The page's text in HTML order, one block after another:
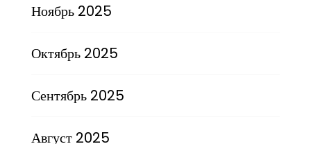
Ноябрь 2025
Октябрь 2025
Сентябрь 2025
Август 2025